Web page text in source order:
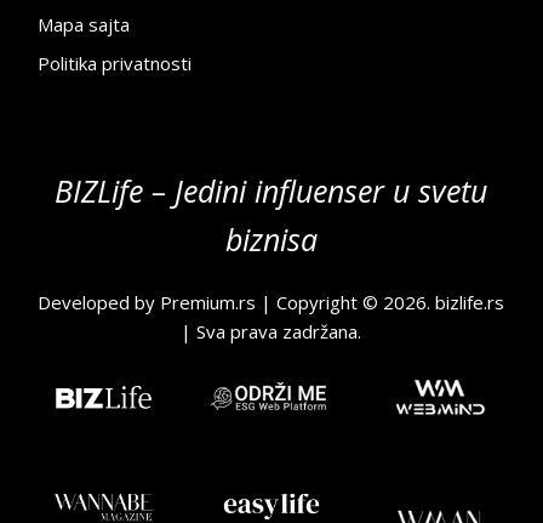
Mapa sajta
Politika privatnosti
BIZLife – Jedini influenser u svetu
biznisa
Developed by Premium.rs | Copyright © 2026.bizlife.rs
| Sva prava zadržana.